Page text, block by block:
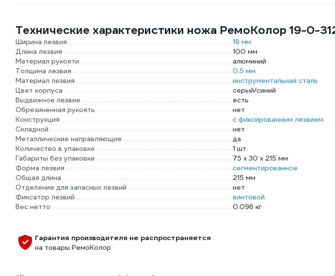
Технические характеристики ножа РемоКолор 19-0-
Ширина лезвия
18 мм
Длина лезвия
100 мм
Материал рукояти
алюминий
Толщина лезвия
0.5 мм
Материал лезвия
инструментальная сталь
Цвет корпуса
серый/синий
Выдвижное лезвие
есть
Обрезиненная рукоять
нет
Конструкция
с фиксированным лезвием
Складной
нет
Металлические направляющие
да
Количество в упаковке
1 шт
Габариты без упаковки
75 x 30 x 215 мм
Форма лезвия
сегментированное
Общая длина
215 мм
Отделение для запасных лезвий
нет
Фиксатор лезвий
винтовой
Вес нетто
0.096 кг
Гарантия производителя не распространяется
на товары РемоКолор